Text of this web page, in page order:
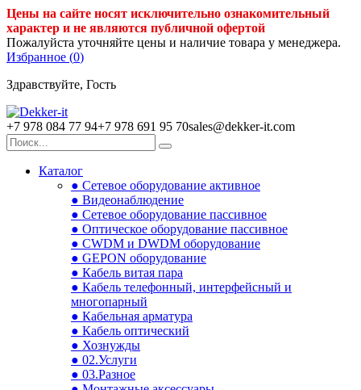
Цены на сайте носят исключительно ознакомительный
характер и не являются публичной офертой
Пожалуйста уточняйте цены и наличие товара у менеджера.
Избранное (0)
Здравствуйте, Гость
+7 978 084 77 94+7 978 691 95 70sales@dekker-it.com
Каталог
● Сетевое оборудование активное
● Видеонаблюдение
● Сетевое оборудование пассивное
● Оптическое оборудование пассивное
● CWDM и DWDM оборудование
● GEPON оборудование
● Кабель витая пара
● Кабель телефонный, интерфейсный и
многопарный
● Кабельная арматура
● Кабель оптический
● Хознужды
● 02.Услуги
● 03.Разное